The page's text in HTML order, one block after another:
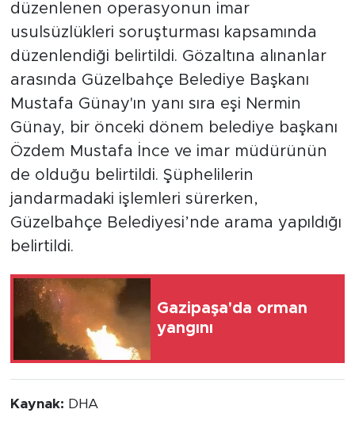
düzenlenen operasyonun imar
usulsüzlükleri soruşturması kapsamında
düzenlendiği belirtildi. Gözaltına alınanlar
arasında Güzelbahçe Belediye Başkanı
Mustafa Günay'ın yanı sıra eşi Nermin
Günay, bir önceki dönem belediye başkanı
Özdem Mustafa İnce ve imar müdürünün
de olduğu belirtildi. Şüphelilerin
jandarmadaki işlemleri sürerken,
Güzelbahçe Belediyesi’nde arama yapıldığı
belirtildi.
Gazipaşa'da orman
yangını
Kaynak: DHA